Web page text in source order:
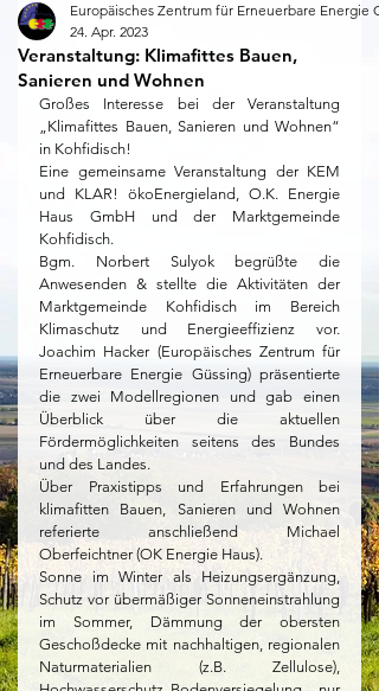
Veranstaltung: Klimafittes Bauen,
Sanieren und Wohnen
Europäisches Zentrum für Erneuerbare Energie
24. Apr. 2023
Großes Interesse bei der Veranstaltung
„Klimafittes Bauen, Sanieren und Wohnen“
in Kohfidisch!
Eine gemeinsame Veranstaltung der KEM
und KLAR! ökoEnergieland, O.K. Energie
Haus GmbH und der Marktgemeinde
Kohfidisch.
Bgm. Norbert Sulyok begrüßte die
Anwesenden & stellte die Aktivitäten der
Marktgemeinde Kohfidisch im Bereich
Klimaschutz und Energieeffizienz vor.
Joachim Hacker (Europäisches Zentrum für
Erneuerbare Energie Güssing) präsentierte
die zwei Modellregionen und gab einen
Überblick über die aktuellen
Fördermöglichkeiten seitens des Bundes
und des Landes.
Über Praxistipps und Erfahrungen bei
klimafitten Bauen, Sanieren und Wohnen
referierte anschließend Michael
Oberfeichtner (OK Energie Haus).
Sonne im Winter als Heizungsergänzung,
Schutz vor übermäßiger Sonneneinstrahlung
im Sommer, Dämmung der obersten
Geschoßdecke mit nachhaltigen, regionalen
Naturmaterialien (z.B. Zellulose),